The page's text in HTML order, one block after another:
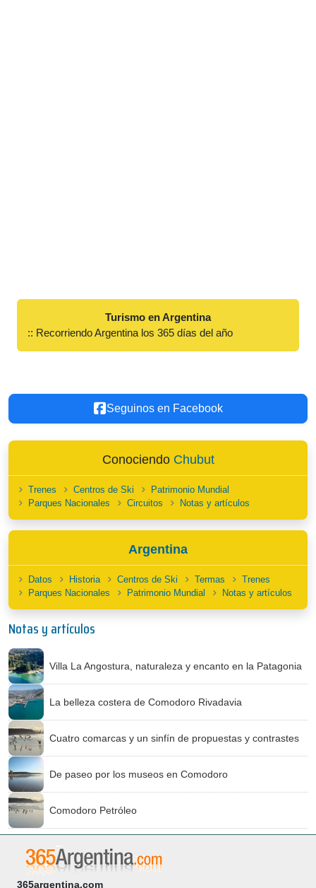
Turismo en Argentina
:: Recorriendo Argentina los 365 días del año
Seguinos en Facebook
Conociendo Chubut
Trenes Centros de Ski
Patrimonio Mundial
Parques Nacionales
Circuitos Notas y artículos
Argentina
Datos Historia Centros de Ski Termas
Trenes
Parques Nacionales
Patrimonio Mundial Notas y artículos
Notas y artículos
Villa La Angostura, naturaleza y encanto en la Patagonia
La belleza costera de Comodoro Rivadavia
Cuatro comarcas y un sinfín de propuestas y contrastes
De paseo por los museos en Comodoro
Comodoro Petróleo
365argentina.com